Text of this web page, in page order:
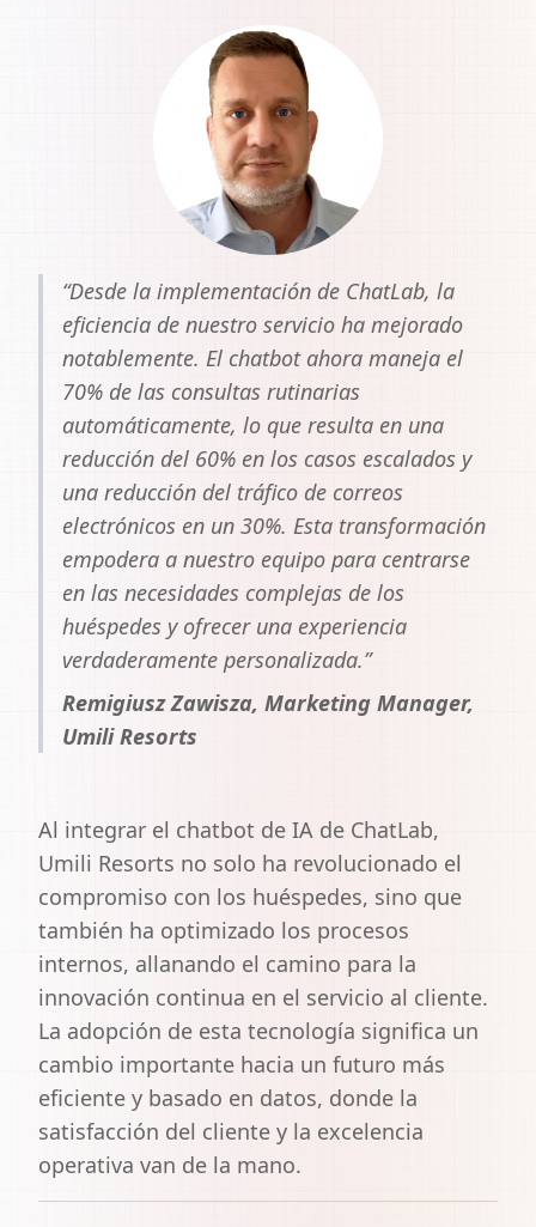
“Desde la implementación de ChatLab, la
eficiencia de nuestro servicio ha mejorado
notablemente. El chatbot ahora maneja el
70% de las consultas rutinarias
automáticamente, lo que resulta en una
reducción del 60% en los casos escalados y
una reducción del tráfico de correos
electrónicos en un 30%. Esta transformación
empodera a nuestro equipo para centrarse
en las necesidades complejas de los
huéspedes y ofrecer una experiencia
verdaderamente personalizada.”
Remigiusz Zawisza, Marketing Manager,
Umili Resorts
Al integrar el chatbot de IA de ChatLab,
Umili Resorts no solo ha revolucionado el
compromiso con los huéspedes, sino que
también ha optimizado los procesos
internos, allanando el camino para la
innovación continua en el servicio al cliente.
La adopción de esta tecnología significa un
cambio importante hacia un futuro más
eficiente y basado en datos, donde la
satisfacción del cliente y la excelencia
operativa van de la mano.